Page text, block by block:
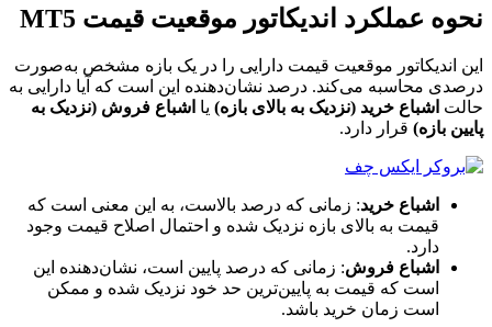
نحوه عملکرد اندیکاتور موقعیت قیمت MT5
این اندیکاتور موقعیت قیمت دارایی را در یک بازه مشخص به‌صورت
درصدی محاسبه می‌کند. درصد نشان‌دهنده این است که آیا دارایی به
حالت اشباع خرید (نزدیک به بالای بازه) یا اشباع فروش (نزدیک به
پایین بازه) قرار دارد.
اشباع خرید: زمانی که درصد بالاست، به این معنی است که
قیمت به بالای بازه نزدیک شده و احتمال اصلاح قیمت وجود
دارد.
اشباع فروش: زمانی که درصد پایین است، نشان‌دهنده این
است که قیمت به پایین‌ترین حد خود نزدیک شده و ممکن
است زمان خرید باشد.